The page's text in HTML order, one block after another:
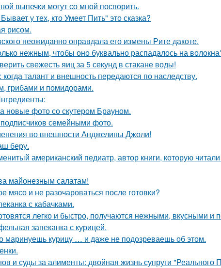
выпечки могут со мной поспорить.
у тех, кто Умеет Пить" это сказка?
рисом.
неожиданно оправдала его измены Рите дакоте.
нежным, чтобы оно буквально распадалось на
свежесть яиц за 5 секунд в стакане воды!
талант и внешность передаются по наследству.
грибами и помидорами.
новые фото со скутером Брауном.
семейными фото.
во внешности Анджелины Джоли!
беру.
американский педиатр, автор книги, которую
майонезным салатам!
мясо и не разочароваться после готовки?
с кабачками.
легко и быстро, получаются нежными, вкусными и
запеканка с курицей.
маринуешь курицу … и даже не подозреваешь об этом.
и суды за алименты: двойная жизнь супруги